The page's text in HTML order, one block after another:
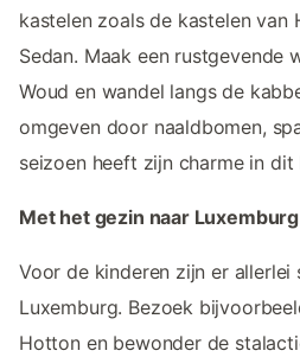
kastelen zoals de kastelen van
Sedan. Maak een rustgevende
Woud en wandel langs de
omgeven door naaldbomen,
seizoen heeft zijn charme in
Met het gezin naar Luxemburg
Voor de kinderen zijn er allerlei
Luxemburg. Bezoek
Hotton en bewonder de